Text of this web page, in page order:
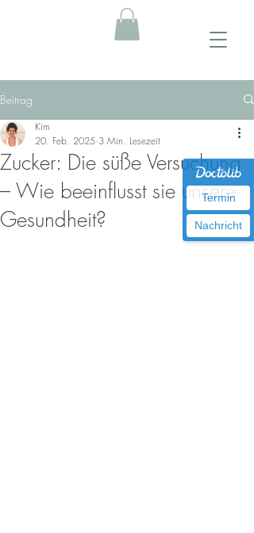
Termin
Nachricht
Beitrag
Zucker: Die süße Versuchung
– Wie beeinflusst sie unsere
Gesundheit?
Kim
20. Feb. 2025 3 Min. Lesezeit